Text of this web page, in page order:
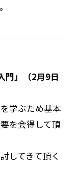
門」（2月9日
学ぶため基本
を会得して頂
してきて頂く